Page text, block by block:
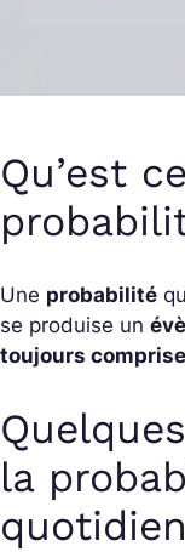
Qu’est
Une probabilité
se produise un
toujours
la
quotidien